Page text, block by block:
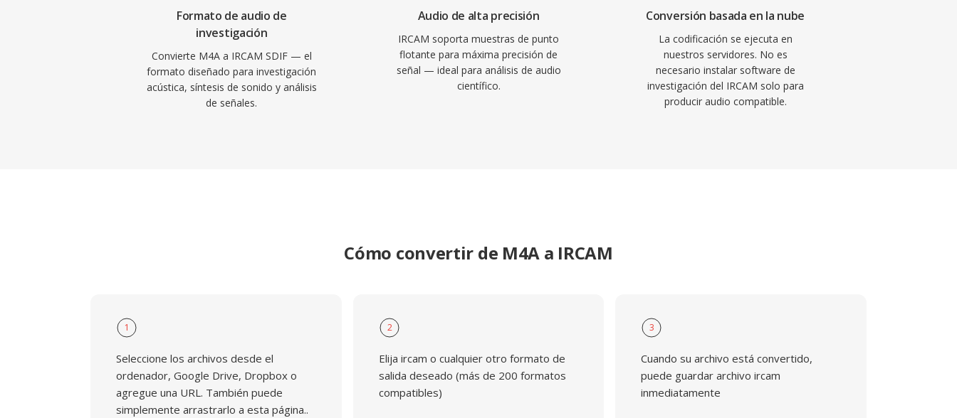
Formato de audio de
investigación
Convierte M4A a IRCAM SDIF — el
formato diseñado para investigación
acústica, síntesis de sonido y análisis
de señales.
Audio de alta precisión
IRCAM soporta muestras de punto
flotante para máxima precisión de
señal — ideal para análisis de audio
científico.
Conversión basada en la nube
La codificación se ejecuta en
nuestros servidores. No es
necesario instalar software de
investigación del IRCAM solo para
producir audio compatible.
Cómo convertir de M4A a IRCAM
1
Seleccione los archivos desde el
ordenador, Google Drive, Dropbox o
agregue una URL. También puede
simplemente arrastrarlo a esta página..
2
Elija ircam o cualquier otro formato de
salida deseado (más de 200 formatos
compatibles)
3
Cuando su archivo está convertido,
puede guardar archivo ircam
inmediatamente